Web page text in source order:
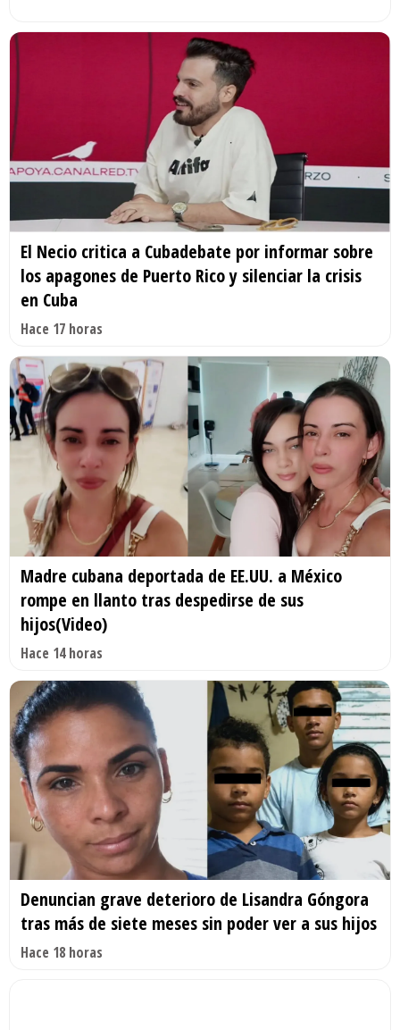
El Necio critica a Cubadebate por informar sobre
los apagones de Puerto Rico y silenciar la crisis
en Cuba
Hace 17 horas
Madre cubana deportada de EE.UU. a México
rompe en llanto tras despedirse de sus
hijos(Video)
Hace 14 horas
Denuncian grave deterioro de Lisandra Góngora
tras más de siete meses sin poder ver a sus hijos
Hace 18 horas